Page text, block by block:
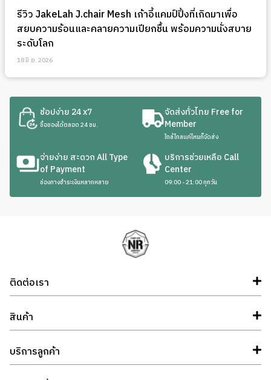
รีวิว JakeLah J.chair Mesh เก้าอี้แคมป์ปิ้งที่เกิดมาเพื่อ
สยบความร้อนและคลายความเปียกชื้น พร้อมความนั่งสบาย
ระดับโลก
18 มิ.ย. 2026
ช้อปง่าย 24 x7
ซื้อของได้ตลอด 24 ชม.
จัดส่งทั่วไทย Free for
Member
ใกล้ไกลแค่ไหนก็จัดส่ง
จ่ายง่าย สะดวก All Type
of Payment
ช่องทางชำระเงินหลากหลาย
บริการช่วยเหลือ Call
Center
09:00 - 21:00 ทุกวัน
ติดต่อเรา
สินค้า
บริการลูกค้า